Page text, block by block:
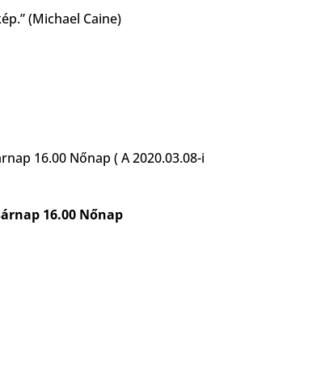
(Michael Caine)
16.00 Nőnap ( A 2020.03.08-i
16.00 Nőnap